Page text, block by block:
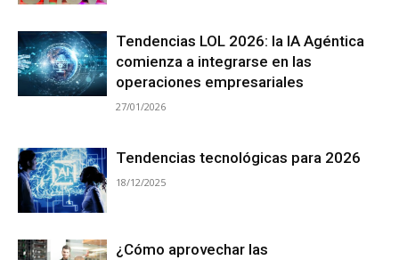
Tendencias LOL 2026: la IA Agéntica
comienza a integrarse en las
operaciones empresariales
27/01/2026
Tendencias tecnológicas para 2026
18/12/2025
¿Cómo aprovechar las